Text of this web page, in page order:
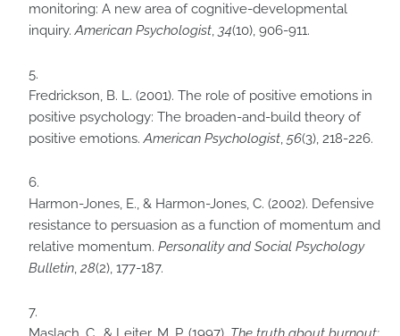
monitoring: A new area of cognitive-developmental
inquiry.American Psychologist, 34(10), 906-911.
Fredrickson, B. L. (2001). The role of positive emotions in
positive psychology: The broaden-and-build theory of
positive emotions.American Psychologist, 56(3), 218-226.
Harmon-Jones, E., & Harmon-Jones, C. (2002). Defensive
resistance to persuasion as a function of momentum and
relative momentum. Personality and Social Psychology
Bulletin, 28(2), 177-187.